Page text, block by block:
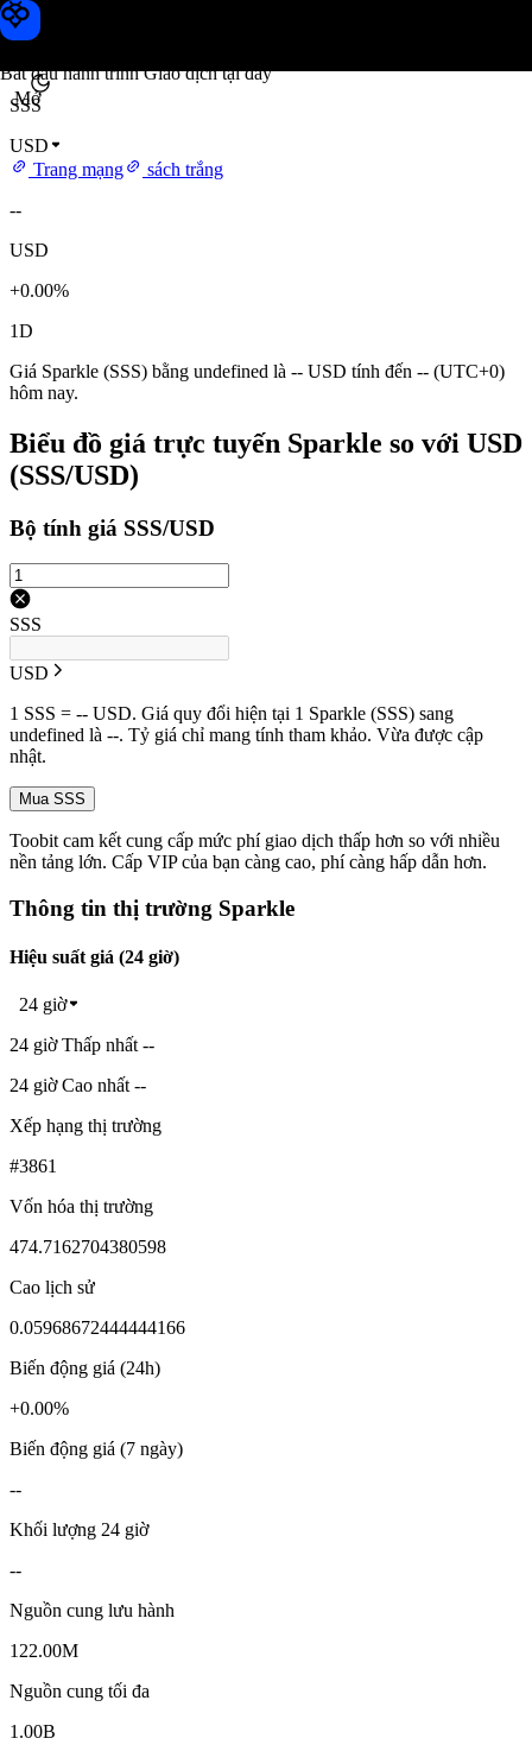
Bắt đầu hành trình Giao dịch tại đây
Mở
Giá Sparkle
SSS
USD
Trang mạng
sách trắng
--
USD
+0.00%
1D
Giá Sparkle (SSS) bằng undefined là -- USD tính đến -- (UTC+0)
hôm nay.
Biểu đồ giá trực tuyến Sparkle so với USD
(SSS/USD)
Bộ tính giá SSS/USD
SSS
USD
1 SSS = -- USD. Giá quy đổi hiện tại 1 Sparkle (SSS) sang
undefined là --. Tỷ giá chỉ mang tính tham khảo. Vừa được cập
nhật.
Mua SSS
Toobit cam kết cung cấp mức phí giao dịch thấp hơn so với nhiều
nền tảng lớn. Cấp VIP của bạn càng cao, phí càng hấp dẫn hơn.
Thông tin thị trường Sparkle
Hiệu suất giá (24 giờ)
24 giờ
24 giờ Thấp nhất --
24 giờ Cao nhất --
Xếp hạng thị trường
#3861
Vốn hóa thị trường
474.7162704380598
Cao lịch sử
0.05968672444444166
Biến động giá (24h)
+0.00%
Biến động giá (7 ngày)
--
Khối lượng 24 giờ
--
Nguồn cung lưu hành
122.00M
Nguồn cung tối đa
1.00B